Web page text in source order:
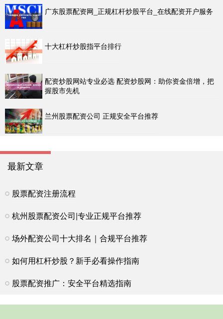
广东股票配资网_正规杠杆炒股平台_在线配资开户服务
十大杠杆炒股指平台排行
配资炒股网站专业必选 配资炒股网：助你资金倍增，把
握股市先机
兰州股票配资公司 正规安全平台推荐
最新文章
股票配资注册流程
杭州股票配资公司|专业正规平台推荐
场外配资公司十大排名｜合规平台推荐
如何用杠杆炒股？新手必看操作指南
股票配资推广：安全平台精选指南